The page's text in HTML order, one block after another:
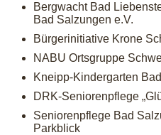
Bergwacht Bad
Bad Salzungen e.V.
Bürgerinitiative Krone
NABU Ortsgruppe
Kneipp-Kindergarten
DRK-Seniorenpflege
Seniorenpflege Bad
Parkblick